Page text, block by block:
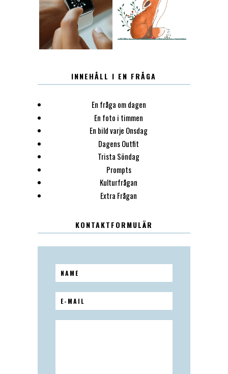
12.30 LUGN
INNEHÅLL I EN FRÅGA
En fråga om dagen
En foto i timmen
En bild varje Onsdag
Dagens Outfit
Trista Söndag
Prompts
Kulturfrågan
Extra Frågan
KONTAKTFORMULÄR